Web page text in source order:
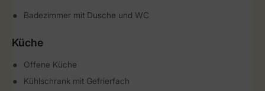
Badezimmer mit Dusche und WC
Küche
Offene Küche
Kühlschrank mit Gefrierfach